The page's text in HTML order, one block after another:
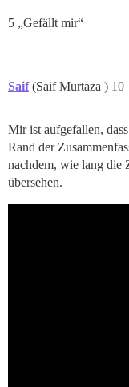
5 „Gefällt mir“
Saif (Saif Murtaza ) 10
Mir ist aufgefallen,
Rand der
nachdem, wie lang die
übersehen.